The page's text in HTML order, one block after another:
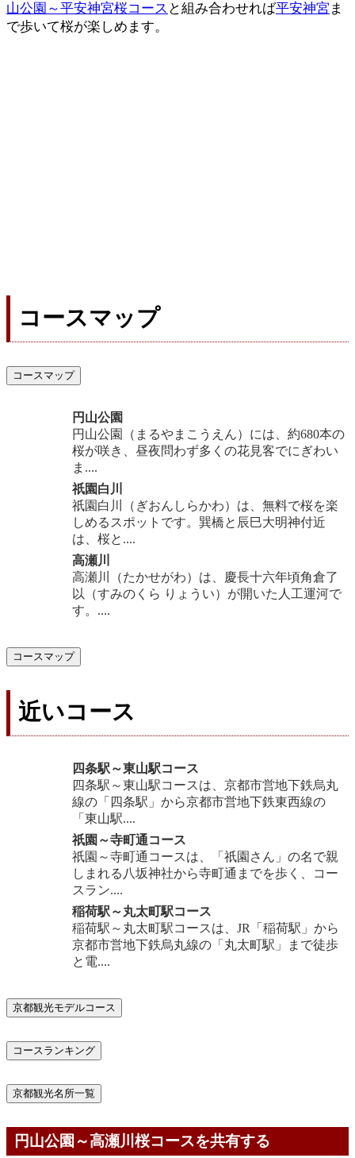
山公園～平安神宮桜コース と組み合わせれば平安神宮 ま
で歩いて桜が楽しめます。
コースマップ
コースマップ
円山公園
円山公園（まるやまこうえん）には、約680本の
桜が咲き、昼夜問わず多くの花見客でにぎわい
ま....
祇園白川
祇園白川（ぎおんしらかわ）は、無料で桜を楽
しめるスポットです。巽橋と辰巳大明神付近
は、桜と....
高瀬川
高瀬川（たかせがわ）は、慶長十六年頃角倉了
以（すみのくら りょうい）が開いた人工運河で
す。....
コースマップ
近いコース
四条駅～東山駅コース
四条駅～東山駅コースは、京都市営地下鉄烏丸
線の「四条駅」から京都市営地下鉄東西線の
「東山駅....
祇園～寺町通コース
祇園～寺町通コースは、「祇園さん」の名で親
しまれる八坂神社から寺町通までを歩く、コー
スラン....
稲荷駅～丸太町駅コース
稲荷駅～丸太町駅コースは、JR「稲荷駅」から
京都市営地下鉄烏丸線の「丸太町駅」まで徒歩
と電....
京都観光モデルコース
コースランキング
京都観光名所一覧
円山公園～高瀬川桜コースを共有する